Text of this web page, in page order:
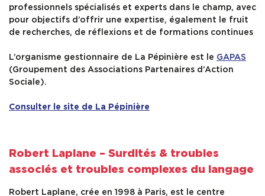
professionnels spécialisés et experts dans le champ, avec
pour objectifs d’offrir une expertise, également le fruit
de recherches, de réflexions et de formations continues
L’organisme gestionnaire de La Pépinière est le GAPAS
(Groupement des Associations Partenaires d’Action
Sociale).
Consulter le site de La Pépinière
Robert Laplane – Surdités & troubles
associés et troubles complexes du langage
Robert Laplane, crée en 1998 à Paris, est le centre